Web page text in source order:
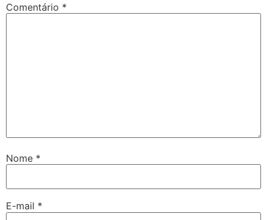
Comentário *
Nome *
E-mail *